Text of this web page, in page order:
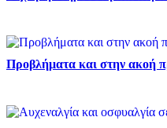
Προβλήματα και στην ακοή